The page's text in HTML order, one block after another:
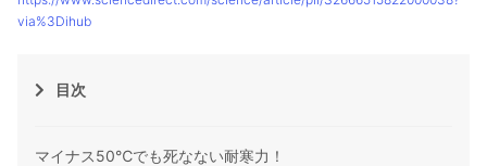
via%3Dihub
目次
マイナス50℃でも死なない耐寒力！